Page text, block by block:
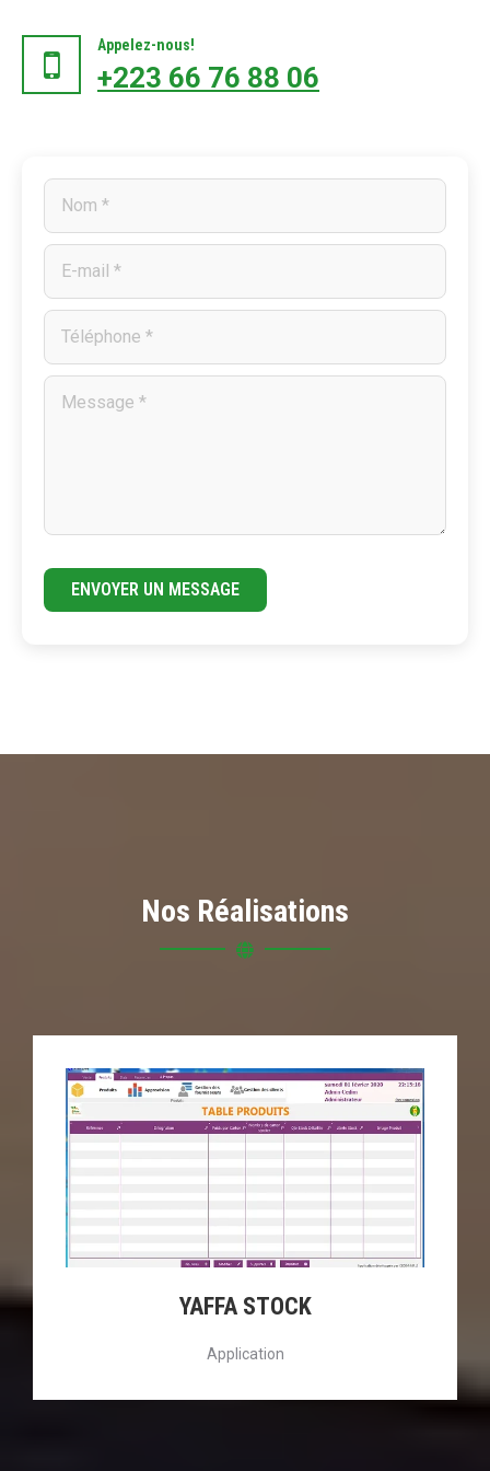
Appelez-nous!
+223 66 76 88 06
ENVOYER UN MESSAGE
Nos Réalisations
YAFFA STOCK
Application